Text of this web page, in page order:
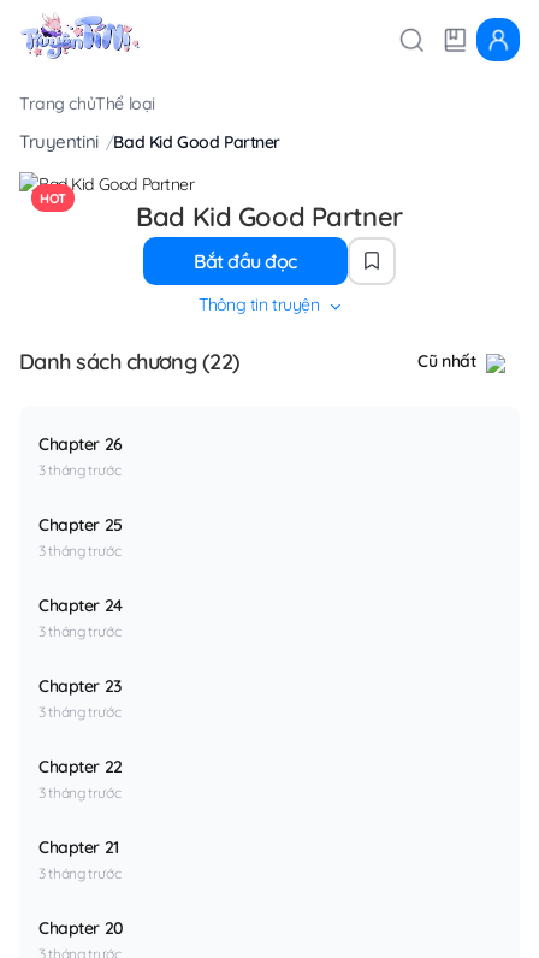
Trang chủThể loại
Truyentini Bad Kid Good Partner
HOT
Bad Kid Good Partner
Bắt đầu đọc
Thông tin truyện
Danh sách chương (22) Cũ nhất
Chapter 26
3 tháng trước
Chapter 25
3 tháng trước
Chapter 24
3 tháng trước
Chapter 23
3 tháng trước
Chapter 22
3 tháng trước
Chapter 21
3 tháng trước
Chapter 20
3 tháng trước